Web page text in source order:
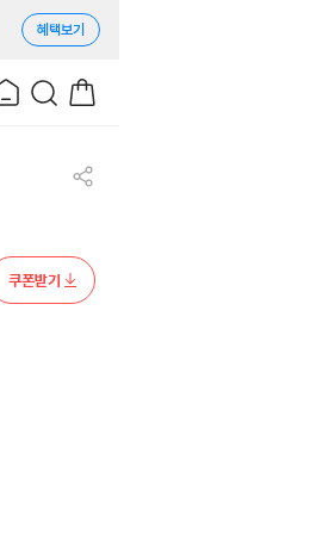
혜택보기
쿠폰받기